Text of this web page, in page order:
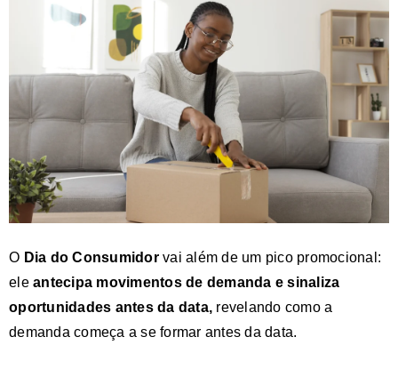
O Dia do Consumidorvai além de um pico promocional:
ele antecipa movimentos de demanda e sinaliza
oportunidades antes da data, revelando como a
demanda começa a se formar antes da data.